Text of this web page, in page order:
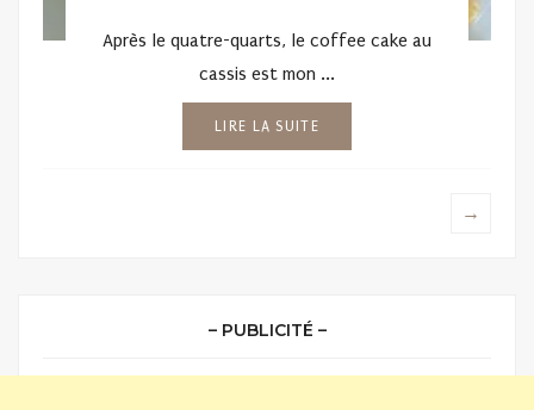
Après le quatre-quarts, le coffee cake au
cassis est mon ...
LIRE LA SUITE
→
– PUBLICITÉ –